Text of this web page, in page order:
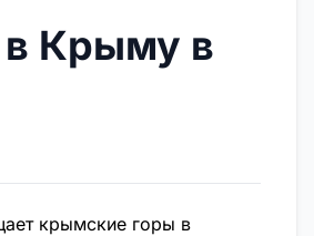
Крыму в
крымские горы в